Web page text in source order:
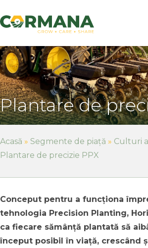
Plantare de
Acasă » Segmente de piață » Culturi
Plantare de precizie PPX
Conceput pentru a funcționa
tehnologia Precision Planting,
ca fiecare sămânță plantată să
început posibil în viață, crescând